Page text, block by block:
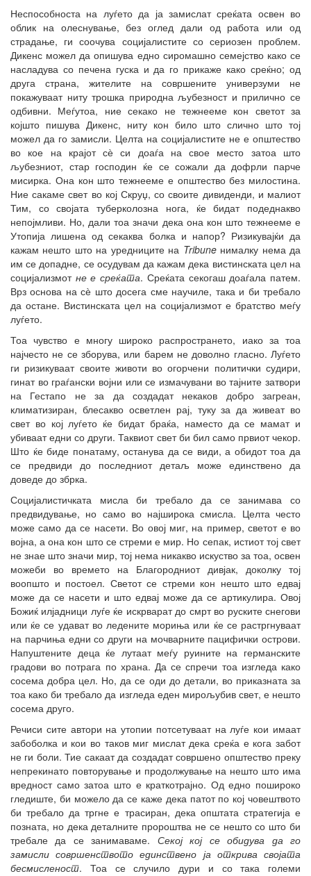
Неспособноста на луѓето да ја замислат среќата освен во
облик на олеснување, без оглед дали од работа или од
страдање, ги соочува социјалистите со сериозен проблем.
Дикенс можел да опишува едно сиромашно семејство како се
насладува со печена гуска и да го прикаже како среќно; од
друга страна, жителите на совршените универзуми не
покажуваат ниту трошка природна љубезност и прилично се
одбивни. Меѓутоа, ние секако не тежнееме кон светот за
којшто пишува Дикенс, ниту кон било што слично што тој
можел да го замисли. Целта на социјалистите не е општество
во кое на крајот сѐ си доаѓа на свое место затоа што
љубезниот, стар господин ќе се сожали да дофрли парче
мисирка. Она кон што тежнееме е општество без милостина.
Ние сакаме свет во кој Скруџ, со своите дивиденди, и малиот
Тим, со својата туберколозна нога, ќе бидат подеднакво
непојмливи. Но, дали тоа значи дека она кон што тежнееме е
Утопија лишена од секаква болка и напор? Ризикувајќи да
кажам нешто што на уредниците на Tribuneнималку нема да
им се допадне, се осудувам да кажам дека вистинската цел на
социјализмот не е среќата. Среќата секогаш доаѓала патем.
Врз основа на сѐ што досега сме научиле, така и би требало
да остане. Вистинската цел на социјализмот е братство меѓу
луѓето.
Тоа чувство е многу широко распространето, иако за тоа
најчесто не се зборува, или барем не доволно гласно. Луѓето
ги ризикуваат своите животи во огорчени политички судири,
гинат во граѓански војни или се измачувани во тајните затвори
на Гестапо не за да создадат некаков добро загреан,
климатизиран, блесакво осветлен рај, туку за да живеат во
свет во кој луѓето ќе бидат браќа, наместо да се мамат и
убиваат едни со други. Таквиот свет би бил само првиот чекор.
Што ќе биде понатаму, останува да се види, а обидот тоа да
се предвиди до последниот детаљ може единствено да
доведе до збрка.
Социјалистичката мисла би требало да се занимава со
предвидување, но само во најширока смисла. Целта често
може само да се насети. Во овој миг, на пример, светот е во
војна, а она кон што се стреми е мир. Но сепак, истиот тој свет
не знае што значи мир, тој нема никакво искуство за тоа, освен
можеби во времето на Благородниот дивјак, доколку тој
воопшто и постоел. Светот се стреми кон нешто што едвај
може да се насети и што едвај може да се артикулира. Овој
Божиќ илјадници луѓе ќе искрварат до смрт во руските снегови
или ќе се удават во ледените мориња или ќе се растргнуваат
на парчиња едни со други на мочварните пацифички острови.
Напуштените деца ќе лутаат меѓу руините на германските
градови во потрага по храна. Да се спречи тоа изгледа како
сосема добра цел. Но, да се оди до детали, во приказната за
тоа како би требало да изгледа еден мирољубив свет, е нешто
сосема друго.
Речиси сите автори на утопии потсетуваат на луѓе кои имаат
забоболка и кои во таков миг мислат дека среќа е кога забот
не ги боли. Тие сакаат да создадат совршено општество преку
непрекинато повторување и продолжување на нешто што има
вредност само затоа што е краткотрајно. Од едно пошироко
гледиште, би можело да се каже дека патот по кој човештвото
би требало да тргне е трасиран, дека општата стратегија е
позната, но дека деталните пророштва не се нешто со што би
требале да се занимаваме. Секој кој се обидува да го
замисли совршенството единствено ја открива својата
бесмисленост. Тоа се случило дури и со така големи